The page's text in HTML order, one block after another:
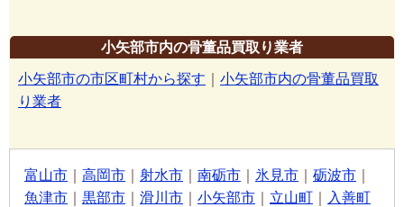
小矢部市内の骨董品買取り業者
小矢部市の市区町村から探す
小矢部市内の骨董品買取
り業者
富山市 高岡市 射水市 南砺市 氷見市 砺波市
魚津市
黒部市 滑川市 小矢部市 立山町
入善町